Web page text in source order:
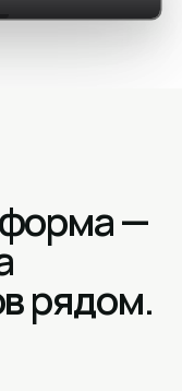
—
рядом.